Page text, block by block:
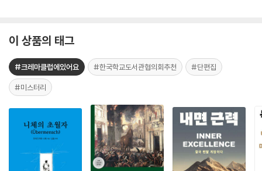
이 상품의 태그
#크레마클럽에있어요 #한국학교도서관협의회추천 #단편집
#미스터리